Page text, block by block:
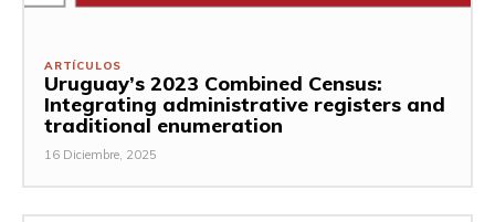
ARTÍCULOS
Uruguay’s 2023 Combined Census:
Integrating administrative registers and
traditional enumeration
16 Diciembre, 2025